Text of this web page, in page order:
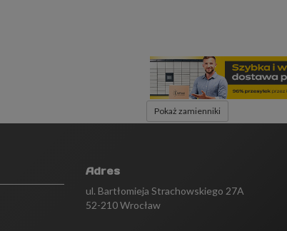
Pokaż zamienniki
Adres
ul. Bartłomieja Strachowskiego 27A
52-210 Wrocław